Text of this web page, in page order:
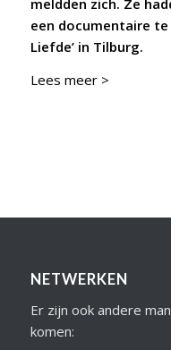
een documentaire te
Liefde’ in Tilburg.
Lees meer >
NETWERKEN
Er zijn ook andere
komen: